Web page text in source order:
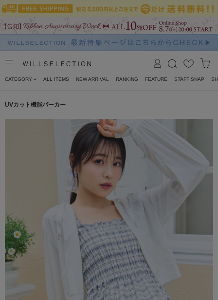
CATEGORY ALL ITEMS NEW ARRIVAL RANKING FEATURE STAFF SNAP
UVカット機能パーカー